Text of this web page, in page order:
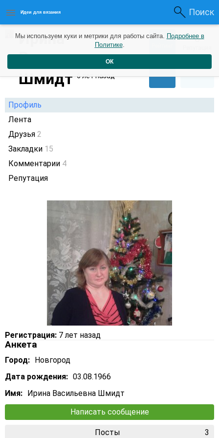
Идеи для вязания Поиск
Ирина
Васильевна
Шмидт6 лет назад
0 0
Профиль
Лента
Друзья 2
Закладки 15
Комментарии 4
Репутация
Регистрация: 7 лет назад
Анкета
Город: Новгород
Дата рождения: 03.08.1966
Имя: Ирина Васильевна Шмидт
Написать сообщение
Посты 3
Мы используем куки и метрики для работы сайта. Подробнее в
Политике.
ОК